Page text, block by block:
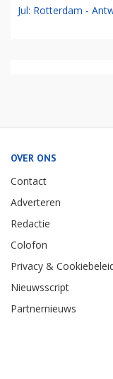
Jul: Rotterdam -
OVER ONS
Contact
Adverteren
Redactie
Colofon
Privacy &
Nieuwsscript
Partnernieuws